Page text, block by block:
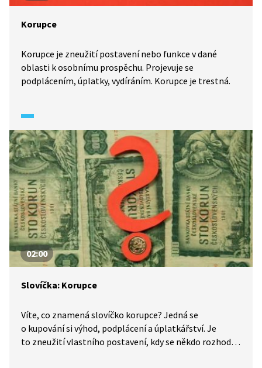
Korupce
Korupce je zneužití postavení nebo funkce v dané
oblasti k osobnímu prospěchu. Projevuje se
podplácením, úplatky, vydíráním. Korupce je trestná.
02:00
Slovíčka: Korupce
Víte, co znamená slovíčko korupce? Jedná se
o kupování si výhod, podplácení a úplatkářství. Je
to zneužití vlastního postavení, kdy se někdo rozhodne